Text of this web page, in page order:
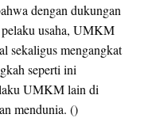
dengan dukungan
usaha, UMKM
sekaligus mengangkat
seperti ini
UMKM lain di
mendunia. ()